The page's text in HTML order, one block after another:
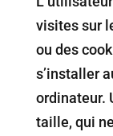
visites sur
ou des
s’installer
ordinateur.
taille, qui